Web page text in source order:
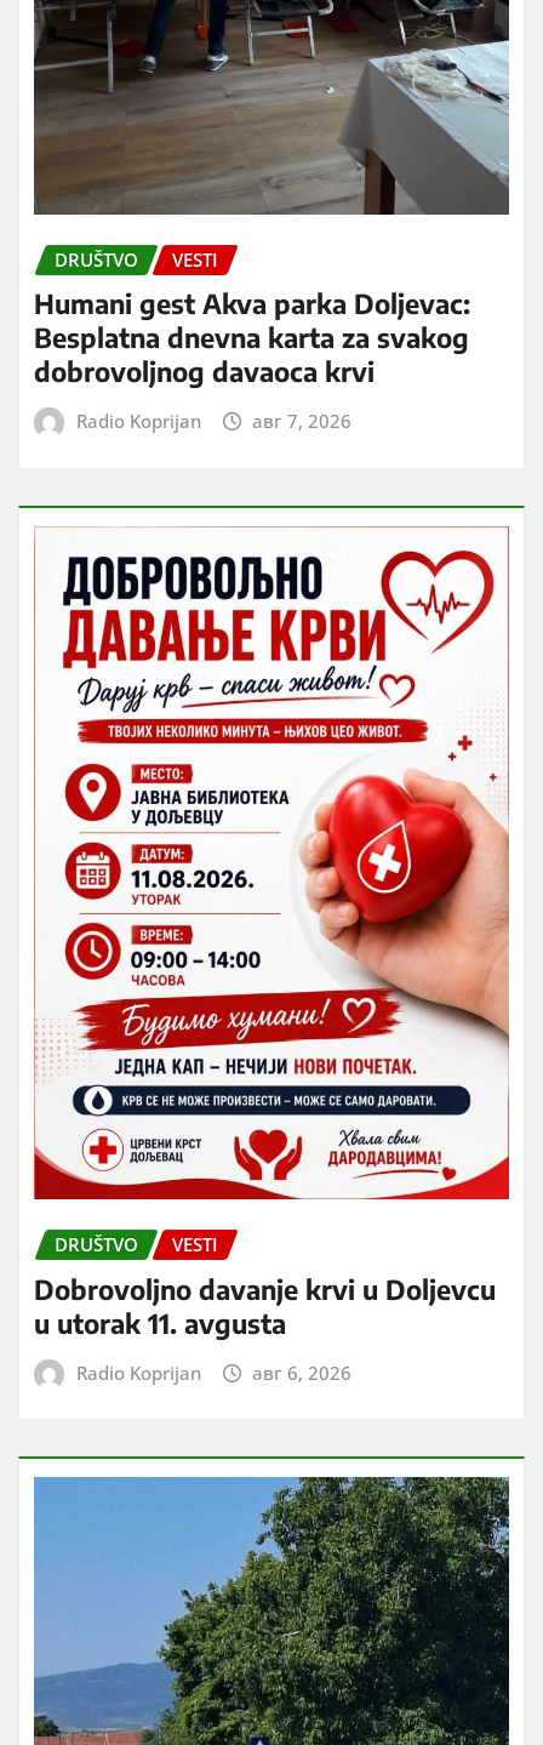
DRUŠTVO VESTI
Humani gest Akva parka Doljevac:
Besplatna dnevna karta za svakog
dobrovoljnog davaoca krvi
Radio Koprijan авг 7, 2026
DRUŠTVO VESTI
Dobrovoljno davanje krvi u Doljevcu
u utorak 11. avgusta
Radio Koprijan авг 6, 2026